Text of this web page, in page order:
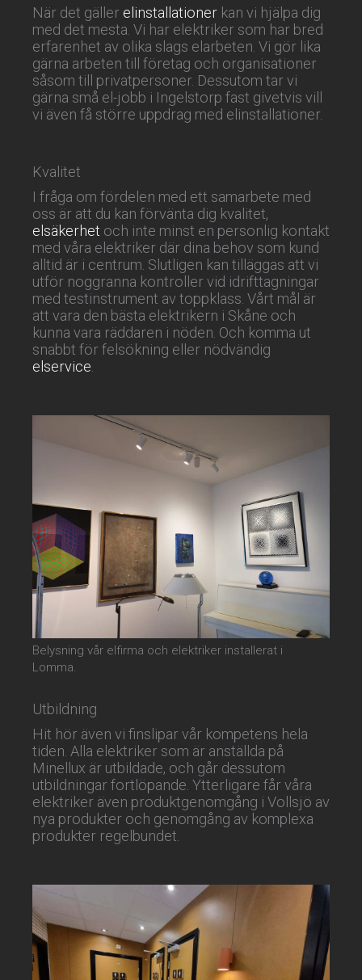
När det gäller elinstallationer kan vi hjälpa dig
med det mesta. Vi har elektriker som har bred
erfarenhet av olika slags elarbeten. Vi gör lika
gärna arbeten till företag och organisationer
såsom till privatpersoner. Dessutom tar vi
gärna små el-jobb i Ingelstorp fast givetvis vill
vi även få större uppdrag med elinstallationer.
Kvalitet
I fråga om fördelen med ett samarbete med
oss är att du kan förvänta dig kvalitet,
elsäkerhet och inte minst en personlig kontakt
med våra elektriker där dina behov som kund
alltid är i centrum. Slutligen kan tilläggas att vi
utför noggranna kontroller vid idrifttagningar
med testinstrument av toppklass. Vårt mål är
att vara den bästa elektrikern i Skåne och
kunna vara räddaren i nöden. Och komma ut
snabbt för felsökning eller nödvändig
elservice
Belysning vår elfirma och elektriker installerat i
Lomma.
Utbildning
Hit hör även vi finslipar vår kompetens hela
tiden. Alla elektriker som är anställda på
Minellux är utbildade, och går dessutom
utbildningar fortlöpande. Ytterligare får våra
elektriker även produktgenomgång i Vollsjö av
nya produkter och genomgång av komplexa
produkter regelbundet.